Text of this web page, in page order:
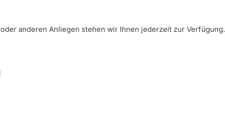
anderen Anliegen stehen wir Ihnen jederzeit zur Verfügung.